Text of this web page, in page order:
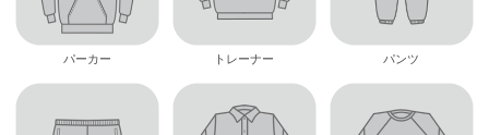
パーカー トレーナー パンツ